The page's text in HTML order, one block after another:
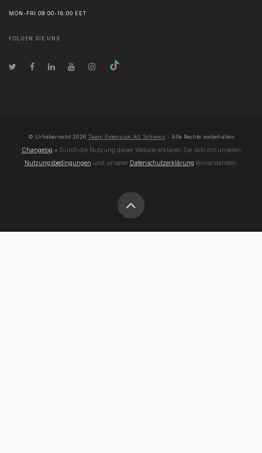
MON-FRI 09:00-18:00 EET
FOLGEN SIE UNS
© Urheberrecht 2026 Team Extension AG Schweiz - Alle Rechte vorbehalten
Changelog ● Durch die Nutzung dieser Website erklären Sie sich mit unseren
Nutzungsbedingungen und unserer Datenschutzerklärung einverstanden.